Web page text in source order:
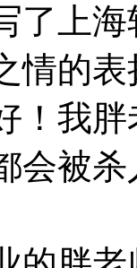
了上
情的表
！我
会被